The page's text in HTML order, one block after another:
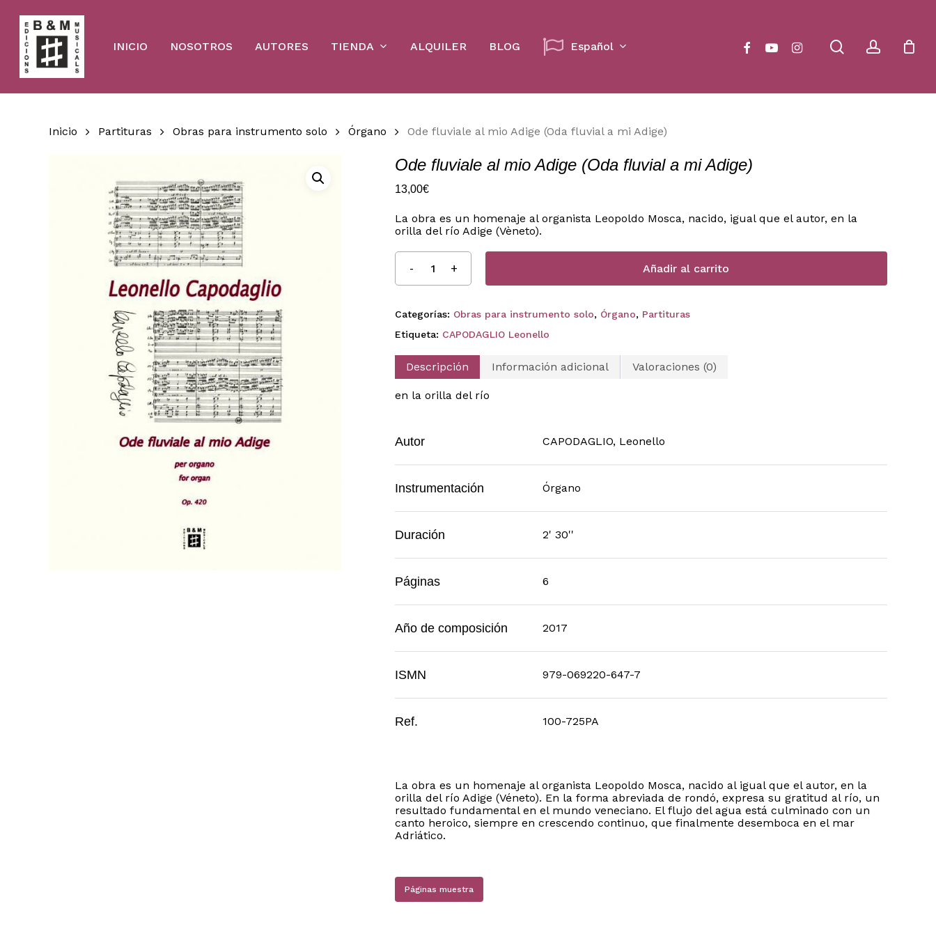
main
content
INICIO NOSOTROS AUTORES TIENDA ALQUILER BLOG Español searchaccount
facebookyoutubeinstagram Cart
Inicio Partituras Obras para instrumento solo Órgano Ode fluviale al mio Adige (Oda fluvial a mi Adige)
Ode fluviale al mio Adige (Oda fluvial a mi Adige)
13,00€
La obra es un homenaje al organista Leopoldo Mosca, nacido, igual que el autor, en la
orilla del río Adige (Vèneto).
Añadir al carrito
Categorías: Obras para instrumento solo, Órgano, Partituras
Etiqueta: CAPODAGLIO Leonello
Descripción Información adicional Valoraciones (0)
en la orilla del río
Autor CAPODAGLIO, Leonello
Instrumentación Órgano
Duración 2' 30''
Páginas 6
Año de composición 2017
ISMN 979-069220-647-7
Ref. 100-725PA
La obra es un homenaje al organista Leopoldo Mosca, nacido al igual que el autor, en la
orilla del río Adige (Véneto). En la forma abreviada de rondó, expresa su gratitud al río, un
resultado fundamental en el mundo veneciano. El flujo del agua está culminado con un
canto heroico, siempre en crescendo continuo, que finalmente desemboca en el mar
Adriático.
Páginas muestra